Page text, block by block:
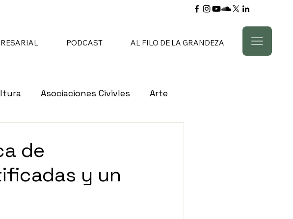
PODCAST AL FILO DE LA GRANDEZA
Asociaciones Civivles Arte
Ciberseguridad Cultura
de
y un